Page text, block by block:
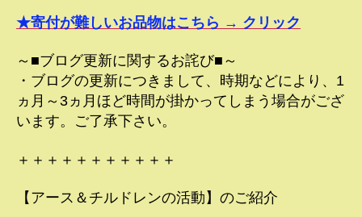
★寄付が難しいお品物はこちら → クリック
～■ブログ更新に関するお詫び■～
・ブログの更新につきまして、時期などにより、1
ヵ月～3ヵ月ほど時間が掛かってしまう場合がござ
います。ご了承下さい。
＋＋＋＋＋＋＋＋＋＋＋
【アース＆チルドレンの活動】のご紹介